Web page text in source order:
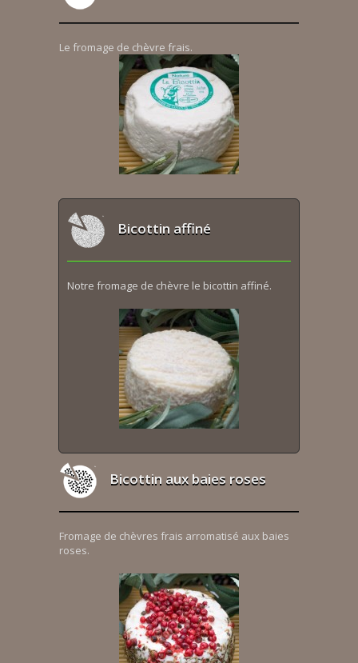
Le fromage de chèvre frais.
Bicottin affiné
Notre fromage de chèvre le bicottin affiné.
Bicottin aux baies roses
Fromage de chèvres frais arromatisé aux baies
roses.